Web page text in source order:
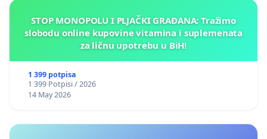
STOP MONOPOLU I PLJAČKI GRAĐANA: Tražimo
slobodu online kupovine vitamina i suplemenata
za ličnu upotrebu u BiH!
1 399 potpisa
1 399 Potpisi / 2026
14 May 2026